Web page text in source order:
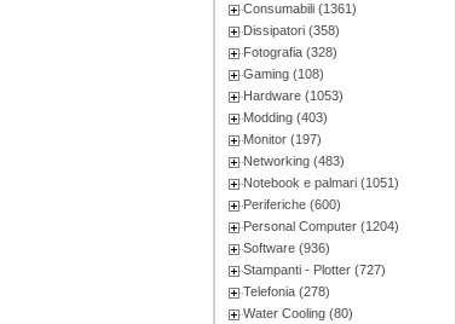
Consumabili (1361)
Dissipatori (358)
Fotografia (328)
Gaming (108)
Hardware (1053)
Modding (403)
Monitor (197)
Networking (483)
Notebook e palmari (1051)
Periferiche (600)
Personal Computer (1204)
Software (936)
Stampanti - Plotter (727)
Telefonia (278)
Water Cooling (80)